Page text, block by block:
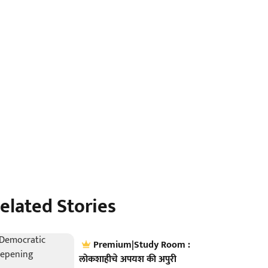
Stories
Premium|Study Room :
लोकशाहीचे अपयश की अपुरी